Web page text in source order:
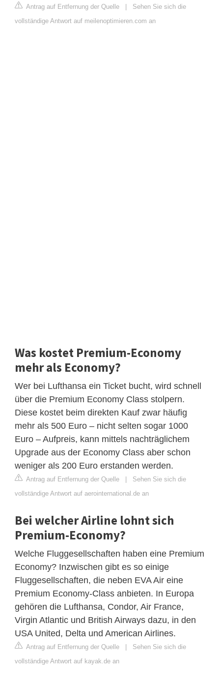
Antrag auf Entfernung der Quelle | Sehen Sie sich die
vollständige Antwort auf meilenoptimieren.com an
Was kostet Premium-Economy
mehr als Economy?
Wer bei Lufthansa ein Ticket bucht, wird schnell
über die Premium Economy Class stolpern.
Diese kostet beim direkten Kauf zwar häufig
mehr als 500 Euro – nicht selten sogar 1000
Euro – Aufpreis, kann mittels nachträglichem
Upgrade aus der Economy Class aber schon
weniger als 200 Euro erstanden werden.
Antrag auf Entfernung der Quelle | Sehen Sie sich die
vollständige Antwort auf aerointernational.de an
Bei welcher Airline lohnt sich
Premium-Economy?
Welche Fluggesellschaften haben eine Premium
Economy? Inzwischen gibt es so einige
Fluggesellschaften, die neben EVA Air eine
Premium Economy-Class anbieten. In Europa
gehören die Lufthansa, Condor, Air France,
Virgin Atlantic und British Airways dazu, in den
USA United, Delta und American Airlines.
Antrag auf Entfernung der Quelle | Sehen Sie sich die
vollständige Antwort auf kayak.de an